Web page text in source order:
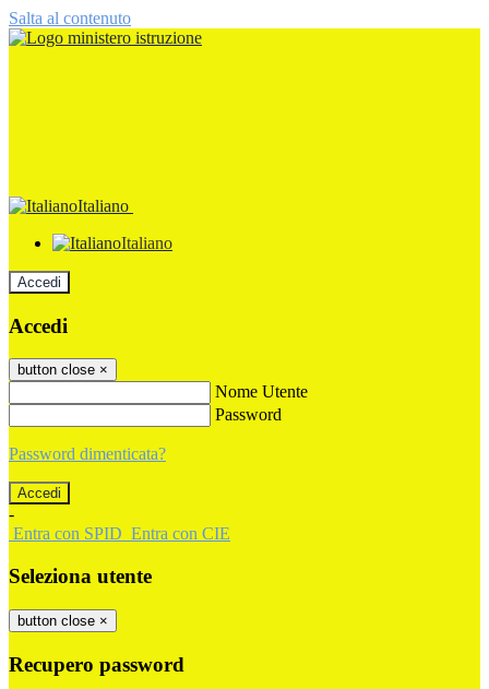
Salta al contenuto
Italiano
Italiano
Accedi
Accedi
button close ×
Nome Utente
Password
Password dimenticata?
-
Entra con SPID Entra con CIE
Seleziona utente
button close ×
Recupero password